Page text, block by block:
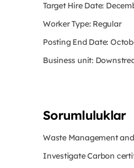
Target Hire Date:
Worker Type: Regular
Posting End Date:
Business unit:
Sorumluluklar
Waste Management
Investigate Carbon